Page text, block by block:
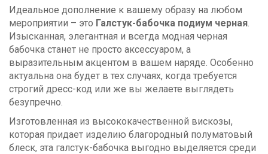
Идеальное дополнение к вашему образу на любом
мероприятии – это Галстук-бабочка подиум черная.
Изысканная, элегантная и всегда модная черная
бабочка станет не просто аксессуаром, а
выразительным акцентом в вашем наряде. Особенно
актуальна она будет в тех случаях, когда требуется
строгий дресс-код или же вы желаете выглядеть
безупречно.
Изготовленная из высококачественной вискозы,
которая придает изделию благородный полуматовый
блеск, эта галстук-бабочка выгодно выделяется среди